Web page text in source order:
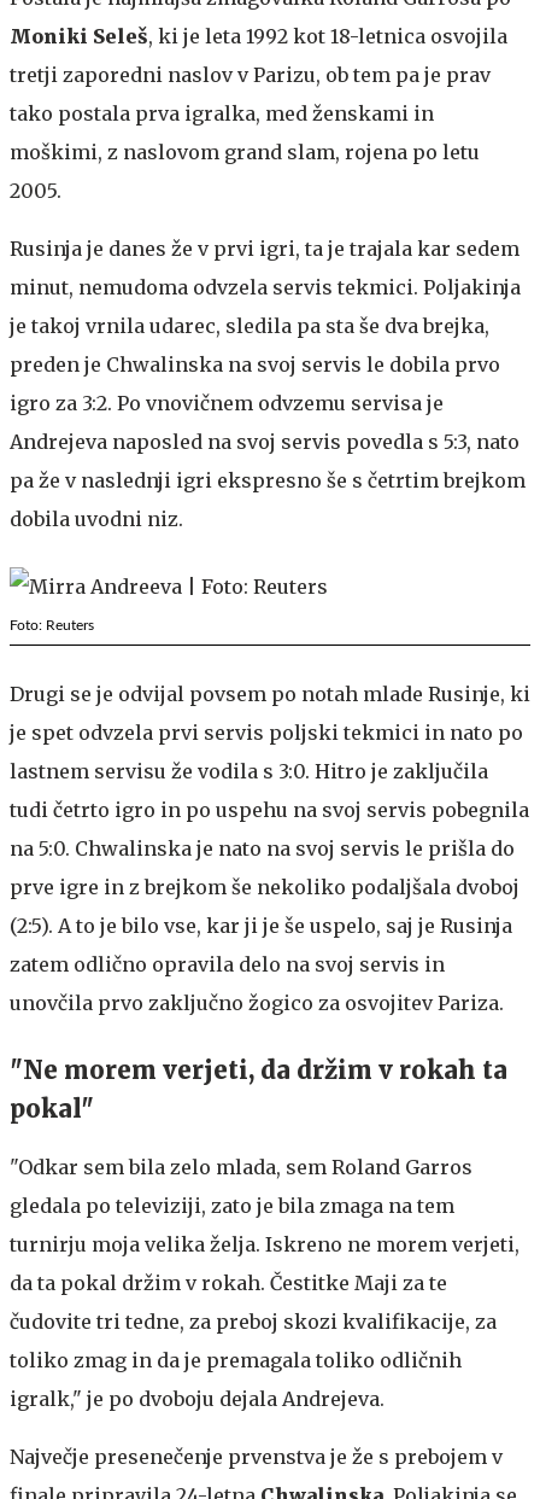
Moniki Seleš, ki je leta 1992 kot 18-letnica osvojila
tretji zaporedni naslov v Parizu, ob tem pa je prav
tako postala prva igralka, med ženskami in
moškimi, z naslovom grand slam, rojena po letu
2005.
Rusinja je danes že v prvi igri, ta je trajala kar sedem
minut, nemudoma odvzela servis tekmici. Poljakinja
je takoj vrnila udarec, sledila pa sta še dva brejka,
preden je Chwalinska na svoj servis le dobila prvo
igro za 3:2. Po vnovičnem odvzemu servisa je
Andrejeva naposled na svoj servis povedla s 5:3, nato
pa že v naslednji igri ekspresno še s četrtim brejkom
dobila uvodni niz.
Foto: Reuters
Drugi se je odvijal povsem po notah mlade Rusinje, ki
je spet odvzela prvi servis poljski tekmici in nato po
lastnem servisu že vodila s 3:0. Hitro je zaključila
tudi četrto igro in po uspehu na svoj servis pobegnila
na 5:0. Chwalinska je nato na svoj servis le prišla do
prve igre in z brejkom še nekoliko podaljšala dvoboj
(2:5). A to je bilo vse, kar ji je še uspelo, saj je Rusinja
zatem odlično opravila delo na svoj servis in
unovčila prvo zaključno žogico za osvojitev Pariza.
"Ne morem verjeti, da držim v rokah ta
pokal"
"Odkar sem bila zelo mlada, sem Roland Garros
gledala po televiziji, zato je bila zmaga na tem
turnirju moja velika želja. Iskreno ne morem verjeti,
da ta pokal držim v rokah. Čestitke Maji za te
čudovite tri tedne, za preboj skozi kvalifikacije, za
toliko zmag in da je premagala toliko odličnih
igralk," je po dvoboju dejala Andrejeva.
Največje presenečenje prvenstva je že s prebojem v